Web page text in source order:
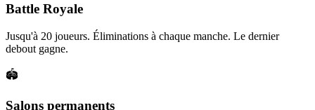
Battle Royale
Jusqu'à 20 joueurs. Éliminations à chaque manche. Le dernier
debout gagne.
🏟️
Salons permanents